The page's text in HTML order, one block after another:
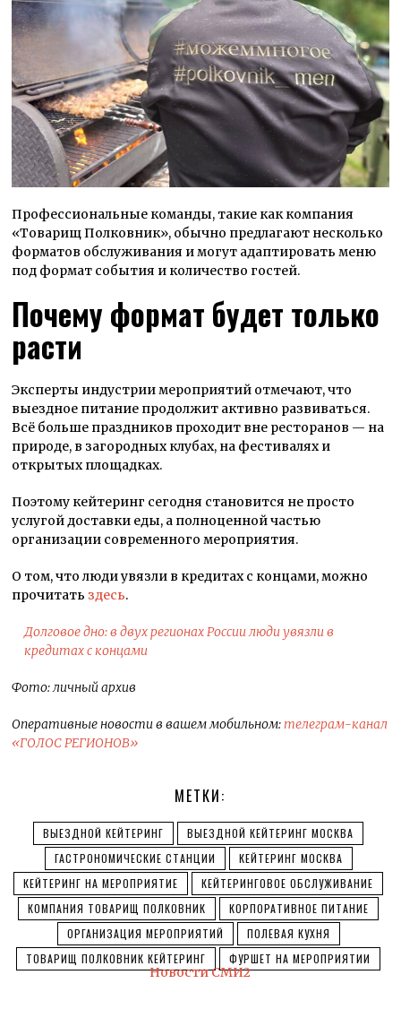
Профессиональные команды, такие как компания
«Товарищ Полковник», обычно предлагают несколько
форматов обслуживания и могут адаптировать меню
под формат события и количество гостей.
Почему формат будет только
расти
Эксперты индустрии мероприятий отмечают, что
выездное питание продолжит активно развиваться.
Всё больше праздников проходит вне ресторанов — на
природе, в загородных клубах, на фестивалях и
открытых площадках.
Поэтому кейтеринг сегодня становится не просто
услугой доставки еды, а полноценной частью
организации современного мероприятия.
О том, что люди увязли в кредитах с концами, можно
прочитать здесь.
Долговое дно: в двух регионах России люди увязли в
кредитах с концами
Фото: личный архив
Оперативные новости в вашем мобильном: телеграм-канал
«ГОЛОС РЕГИОНОВ»
МЕТКИ:
ВЫЕЗДНОЙ КЕЙТЕРИНГ
ВЫЕЗДНОЙ КЕЙТЕРИНГ МОСКВА
ГАСТРОНОМИЧЕСКИЕ СТАНЦИИ
КЕЙТЕРИНГ МОСКВА
КЕЙТЕРИНГ НА МЕРОПРИЯТИЕ
КЕЙТЕРИНГОВОЕ ОБСЛУЖИВАНИЕ
КОМПАНИЯ ТОВАРИЩ ПОЛКОВНИК
КОРПОРАТИВНОЕ ПИТАНИЕ
ОРГАНИЗАЦИЯ МЕРОПРИЯТИЙ
ПОЛЕВАЯ КУХНЯ
ТОВАРИЩ ПОЛКОВНИК КЕЙТЕРИНГ
ФУРШЕТ НА МЕРОПРИЯТИИ
Новости СМИ2